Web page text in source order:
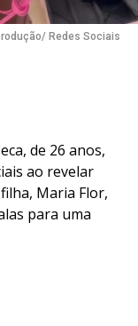
Redes Sociais
de 26 anos,
ao revelar
Maria Flor,
para uma